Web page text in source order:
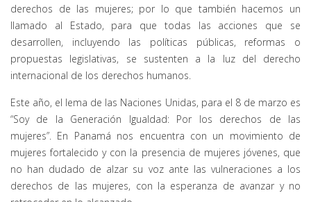
derechos de las mujeres; por lo que también hacemos un
llamado al Estado, para que todas las acciones que se
desarrollen, incluyendo las políticas públicas, reformas o
propuestas legislativas, se sustenten a la luz del derecho
internacional de los derechos humanos.
Este año, el lema de las Naciones Unidas, para el 8 de marzo es
“Soy de la Generación Igualdad: Por los derechos de las
mujeres”. En Panamá nos encuentra con un movimiento de
mujeres fortalecido y con la presencia de mujeres jóvenes, que
no han dudado de alzar su voz ante las vulneraciones a los
derechos de las mujeres, con la esperanza de avanzar y no